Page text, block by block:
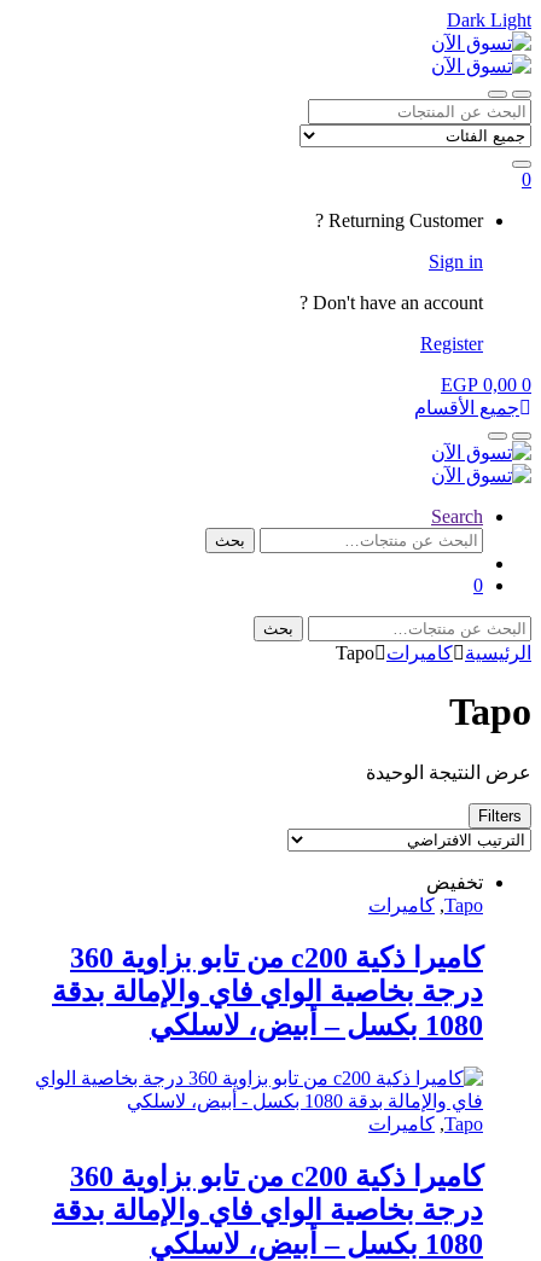
Dark Light
Skip
to
navigation
Skip
to
content
Open
CloseSearch
for:
0
Returning Customer ?
Sign in
Don't have an account ?
Register
0
EGP 0,00
جميع الأقسام
Open
Close
Search
البحث
بحث
0
البحث
عن:
بحث
الرئيسية كاميرات Tapo
Tapo
عرض النتيجة الوحيدة
Filters
تخفيض
Tapo
, كاميرات
كاميرا ذكية c200 من تابو بزاوية 360
درجة بخاصية الواي فاي والإمالة بدقة
1080 بكسل – أبيض، لاسلكي
Tapo
, كاميرات
كاميرا ذكية c200 من تابو بزاوية 360
درجة بخاصية الواي فاي والإمالة بدقة
1080 بكسل – أبيض، لاسلكي